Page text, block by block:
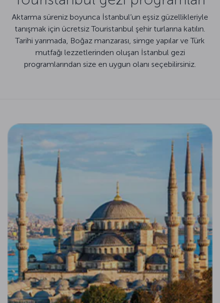
Aktarma süreniz boyunca İstanbul’un eşsiz güzellikleriyle
tanışmak için ücretsiz Touristanbul şehir turlarına katılın.
Tarihi yarımada, Boğaz manzarası, simge yapılar ve Türk
mutfağı lezzetlerinden oluşan İstanbul gezi
programlarından size en uygun olanı seçebilirsiniz.